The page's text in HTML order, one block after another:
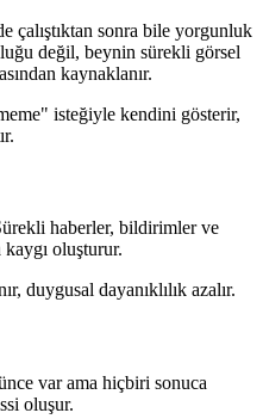
çalıştıktan sonra bile yorgunluk
değil, beynin sürekli görsel
kaynaklanır.
isteğiyle kendini gösterir,
haberler, bildirimler ve
oluşturur.
duygusal dayanıklılık azalır.
var ama hiçbiri sonuca
oluşur.